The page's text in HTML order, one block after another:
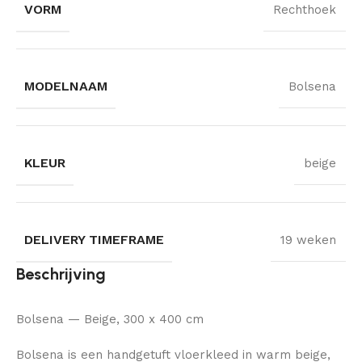
VORM Rechthoek
MODELNAAM Bolsena
KLEUR beige
DELIVERY TIMEFRAME 19 weken
Beschrijving
Bolsena — Beige, 300 x 400 cm
Bolsena is een handgetuft vloerkleed in warm beige,